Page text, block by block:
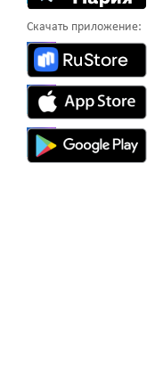
Скачать приложение: